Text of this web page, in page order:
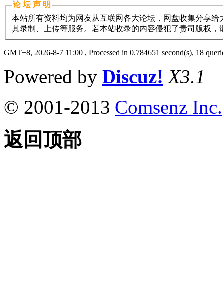
论 坛 声 明
本站所有资料均为网友从互联网各大论坛，网盘收集分享
其录制、上传等服务。若本站收录的内容侵犯了贵司版权，
GMT+8, 2026-8-7 11:00 , Processed in 0.784651 second(s), 18
Powered by Discuz! X3.1
© 2001-2013 Comsenz Inc.
返回顶部